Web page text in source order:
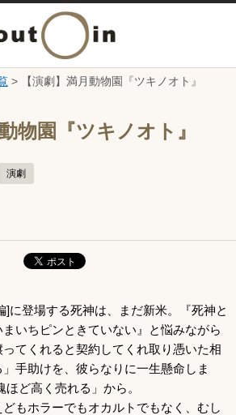
> 【演劇】満月動物園『ツキノオト』
物園『ツキノオト』
演劇
]に登場する死神は、まだ新米。『死神と
いちピンときていない』と悩みながら
てくれると契約してくれ取り憑いた相
手助けを、彼らなりに一生懸命しま
ど高く売れる」から。
もホラーでもオカルトでもなく、むし